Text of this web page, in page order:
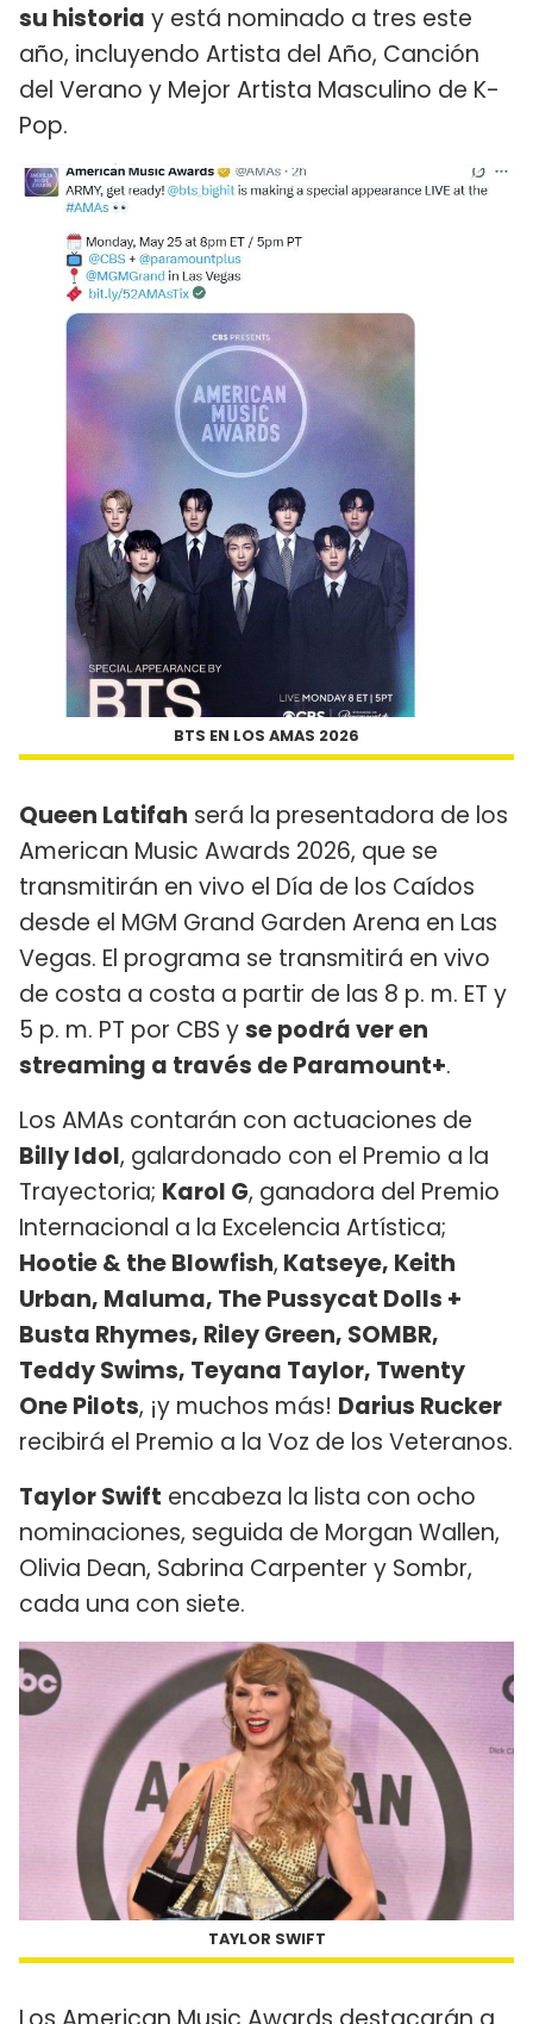
su historia y está nominado a tres este
año, incluyendo Artista del Año, Canción
del Verano y Mejor Artista Masculino de K-
Pop.
BTS EN LOS AMAS 2026
Queen Latifah será la presentadora de los
American Music Awards 2026, que se
transmitirán en vivo el Día de los Caídos
desde el MGM Grand Garden Arena en Las
Vegas. El programa se transmitirá en vivo
de costa a costa a partir de las 8 p. m. ET y
5 p. m. PT por CBS yse podrá ver en
streaming a través de Paramount+.
Los AMAs contarán con actuaciones de
Billy Idol, galardonado con el Premio a la
Trayectoria; Karol G, ganadora del Premio
Internacional a la Excelencia Artística;
Hootie & the Blowfish, Katseye, Keith
Urban, Maluma, The Pussycat Dolls +
Busta Rhymes, Riley Green, SOMBR,
Teddy Swims, Teyana Taylor, Twenty
One Pilots, ¡y muchos más! Darius Rucker
recibirá el Premio a la Voz de los Veteranos.
Taylor Swift encabeza la lista con ocho
nominaciones, seguida de Morgan Wallen,
Olivia Dean, Sabrina Carpenter y Sombr,
cada una con siete.
TAYLOR SWIFT